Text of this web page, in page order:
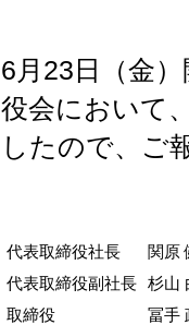
6月23日（金
役会において
したので、ご
代表取締役社長
関原
代表取締役副社長
杉山
取締役
冨手